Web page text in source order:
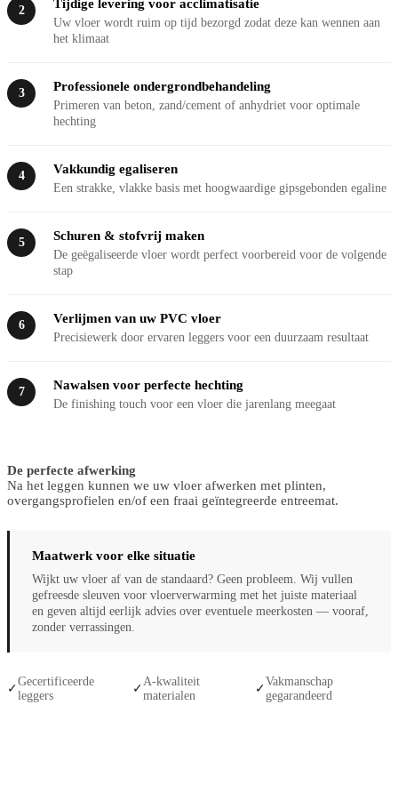
2 Tijdige levering voor acclimatisatie
Uw vloer wordt ruim op tijd bezorgd zodat deze kan wennen aan
het klimaat
3 Professionele ondergrondbehandeling
Primeren van beton, zand/cement of anhydriet voor optimale
hechting
4 Vakkundig egaliseren
Een strakke, vlakke basis met hoogwaardige gipsgebonden egaline
5 Schuren & stofvrij maken
De geëgaliseerde vloer wordt perfect voorbereid voor de volgende
stap
6 Verlijmen van uw PVC vloer
Precisiewerk door ervaren leggers voor een duurzaam resultaat
7 Nawalsen voor perfecte hechting
De finishing touch voor een vloer die jarenlang meegaat
De perfecte afwerking
Na het leggen kunnen we uw vloer afwerken met plinten,
overgangsprofielen en/of een fraai geïntegreerde entreemat.
Maatwerk voor elke situatie
Wijkt uw vloer af van de standaard? Geen probleem. Wij vullen
gefreesde sleuven voor vloerverwarming met het juiste materiaal
en geven altijd eerlijk advies over eventuele meerkosten — vooraf,
zonder verrassingen.
✓
Gecertificeerde
leggers
✓
A-kwaliteit
materialen
✓
Vakmanschap
gegarandeerd